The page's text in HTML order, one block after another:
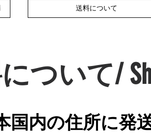
送料について
ついて/
国内の住所に発